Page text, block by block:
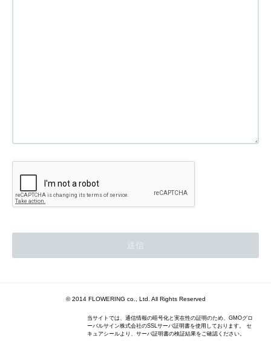
© 2014 FLOWERING co., Ltd. All Rights Reserved
当サイトでは、通信情報の暗号化と実在性の証明のため、GMOグロ
ーバルサイン株式会社のSSLサーバ証明書を使用しております。 セ
キュアシールより、サーバ証明書の検証結果をご確認ください。